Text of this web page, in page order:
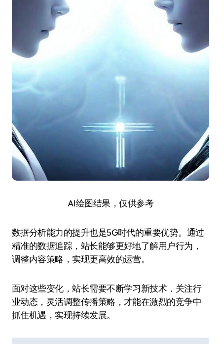
AI绘图结果，仅供参考
数据分析能力的提升也是5G时代的重要优势。通过
精准的数据追踪，站长能够更好地了解用户行为，
调整内容策略，实现更高效的运营。
面对这些变化，站长需要不断学习新技术，关注行
业动态，灵活调整传播策略，才能在激烈的竞争中
抓住机遇，实现持续发展。